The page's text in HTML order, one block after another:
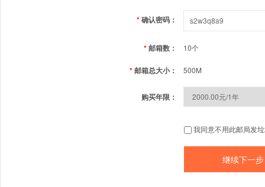
*确认密码：
*邮箱数： 10个
*邮箱总大小： 500M
购买年限：
我同意不用此邮局发